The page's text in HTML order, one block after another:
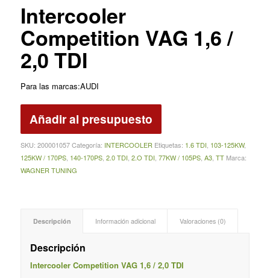
Intercooler
Competition VAG 1,6 /
2,0 TDI
Para las marcas:AUDI
Añadir al presupuesto
SKU: 200001057 Categoría: INTERCOOLER Etiquetas: 1.6 TDI, 103-125KW,
125KW / 170PS, 140-170PS, 2.0 TDI, 2.O TDI, 77KW / 105PS, A3, TT Marca:
WAGNER TUNING
Descripción Información adicional Valoraciones (0)
Descripción
Intercooler Competition VAG 1,6 / 2,0 TDI